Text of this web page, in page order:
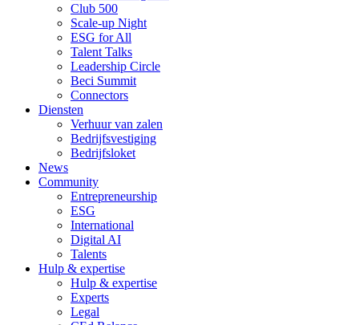
Club 500
Scale-up Night
ESG for All
Talent Talks
Leadership Circle
Beci Summit
Connectors
Diensten
Verhuur van zalen
Bedrijfsvestiging
Bedrijfsloket
News
Community
Entrepreneurship
ESG
International
Digital AI
Talents
Hulp & expertise
Hulp & expertise
Experts
Legal